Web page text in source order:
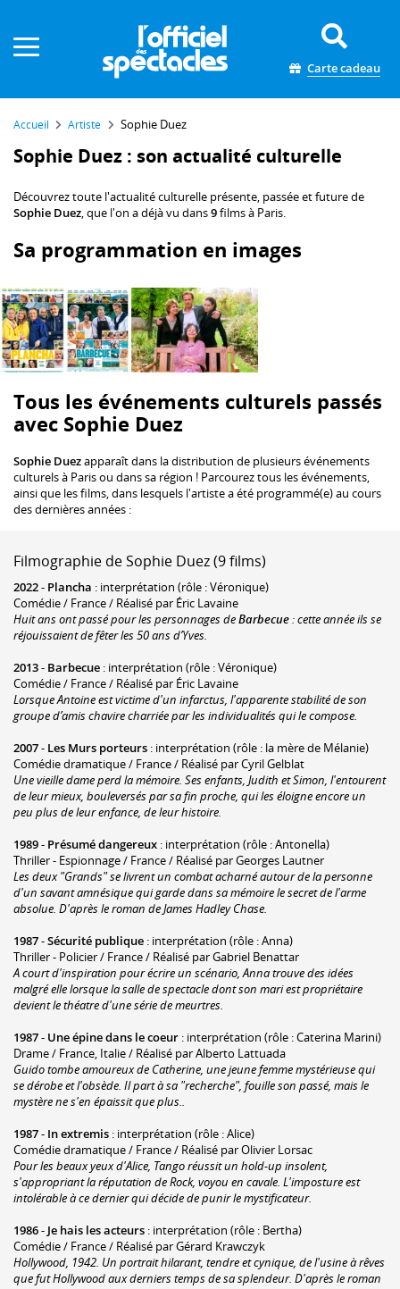
Carte cadeau
Accueil Artiste Sophie Duez
Sophie Duez : son actualité culturelle
Découvrez toute l'actualité culturelle présente, passée et future de
Sophie Duez, que l'on a déjà vu dans9films à Paris.
Sa programmation en images
Tous les événements culturels passés
avec Sophie Duez
Sophie Duezapparaît dans la distribution de plusieurs événements
culturels à Paris ou dans sa région ! Parcourez tous les événements,
ainsi que les films, dans lesquels l'artiste a été programmé(e) au cours
des dernières années :
Filmographie de Sophie Duez (9 films)
2022- Plancha : interprétation (rôle : Véronique)
Comédie / France / Réalisé par Éric Lavaine
Huit ans ont passé pour les personnages deBarbecue: cette année ils se
réjouissaient de fêter les 50 ans d’Yves.
2013- Barbecue : interprétation (rôle : Véronique)
Comédie / France / Réalisé par Éric Lavaine
Lorsque Antoine est victime d'un infarctus, l'apparente stabilité de son
groupe d’amis chavire charriée par les individualités qui le compose.
2007- Les Murs porteurs : interprétation (rôle : la mère de Mélanie)
Comédie dramatique / France / Réalisé par Cyril Gelblat
Une vieille dame perd la mémoire. Ses enfants, Judith et Simon, l'entourent
de leur mieux, bouleversés par sa fin proche, qui les éloigne encore un
peu plus de leur enfance, de leur histoire.
1989- Présumé dangereux : interprétation (rôle : Antonella)
Thriller - Espionnage / France / Réalisé par Georges Lautner
Les deux "Grands" se livrent un combat acharné autour de la personne
d'un savant amnésique qui garde dans sa mémoire le secret de l'arme
absolue. D'après le roman de James Hadley Chase.
1987-Sécurité publique : interprétation (rôle : Anna)
Thriller - Policier / France / Réalisé par Gabriel Benattar
A court d'inspiration pour écrire un scénario, Anna trouve des idées
malgré elle lorsque la salle de spectacle dont son mari est propriétaire
devient le théatre d'une série de meurtres.
1987- Une épine dans le coeur : interprétation (rôle : Caterina Marini)
Drame / France, Italie / Réalisé par Alberto Lattuada
Guido tombe amoureux de Catherine, une jeune femme mystérieuse qui
se dérobe et l'obsède. Il part à sa "recherche", fouille son passé, mais le
mystère ne s'en épaissit que plus..
1987- In extremis : interprétation (rôle : Alice)
Comédie dramatique / France / Réalisé par Olivier Lorsac
Pour les beaux yeux d'Alice, Tango réussit un hold-up insolent,
s'appropriant la réputation de Rock, voyou en cavale. L'imposture est
intolérable à ce dernier qui décide de punir le mystificateur.
1986- Je hais les acteurs : interprétation (rôle : Bertha)
Comédie / France / Réalisé par Gérard Krawczyk
Hollywood, 1942. Un portrait hilarant, tendre et cynique, de l'usine à rêves
que fut Hollywood aux derniers temps de sa splendeur. D'après le roman